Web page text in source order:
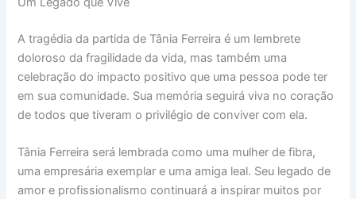
A tragédia da partida de Tânia Ferreira é um lembrete
doloroso da fragilidade da vida, mas também uma
celebração do impacto positivo que uma pessoa pode ter
em sua comunidade. Sua memória seguirá viva no coração
de todos que tiveram o privilégio de conviver com ela.
Tânia Ferreira será lembrada como uma mulher de fibra,
uma empresária exemplar e uma amiga leal. Seu legado de
amor e profissionalismo continuará a inspirar muitos por